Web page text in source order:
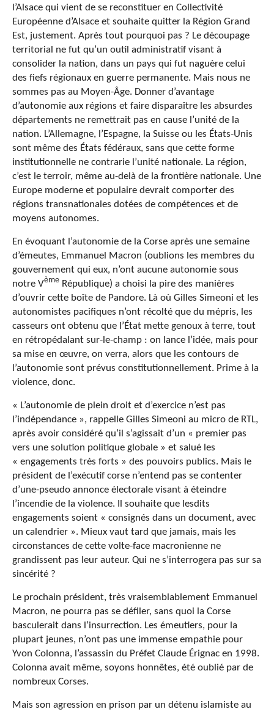
l’Alsace qui vient de se reconstituer en Collectivité
Européenne d’Alsace et souhaite quitter la Région Grand
Est, justement. Après tout pourquoi pas ? Le découpage
territorial ne fut qu’un outil administratif visant à
consolider la nation, dans un pays qui fut naguère celui
des fiefs régionaux en guerre permanente. Mais nous ne
sommes pas au Moyen-Âge. Donner d’avantage
d’autonomie aux régions et faire disparaître les absurdes
départements ne remettrait pas en cause l’unité de la
nation. L’Allemagne, l’Espagne, la Suisse ou les États-Unis
sont même des États fédéraux, sans que cette forme
institutionnelle ne contrarie l’unité nationale. La région,
c’est le terroir, même au-delà de la frontière nationale. Une
Europe moderne et populaire devrait comporter des
régions transnationales dotées de compétences et de
moyens autonomes.
En évoquant l’autonomie de la Corse après une semaine
d’émeutes, Emmanuel Macron (oublions les membres du
gouvernement qui eux, n’ont aucune autonomie sous
notre Vème République) a choisi la pire des manières
d’ouvrir cette boîte de Pandore. Là où Gilles Simeoni et les
autonomistes pacifiques n’ont récolté que du mépris, les
casseurs ont obtenu que l’État mette genoux à terre, tout
en rétropédalant sur-le-champ : on lance l’idée, mais pour
sa mise en œuvre, on verra, alors que les contours de
l’autonomie sont prévus constitutionnellement. Prime à la
violence, donc.
« L’autonomie de plein droit et d’exercice n’est pas
l’indépendance », rappelle Gilles Simeoni au micro de RTL,
après avoir considéré qu’il s’agissait d’un « premier pas
vers une solution politique globale » et salué les
« engagements très forts » des pouvoirs publics. Mais le
président de l’exécutif corse n’entend pas se contenter
d’une-pseudo annonce électorale visant à éteindre
l’incendie de la violence. Il souhaite que lesdits
engagements soient « consignés dans un document, avec
un calendrier ». Mieux vaut tard que jamais, mais les
circonstances de cette volte-face macronienne ne
grandissent pas leur auteur. Qui ne s’interrogera pas sur sa
sincérité ?
Le prochain président, très vraisemblablement Emmanuel
Macron, ne pourra pas se défiler, sans quoi la Corse
basculerait dans l’insurrection. Les émeutiers, pour la
plupart jeunes, n’ont pas une immense empathie pour
Yvon Colonna, l’assassin du Préfet Claude Érignac en 1998.
Colonna avait même, soyons honnêtes, été oublié par de
nombreux Corses.
Mais son agression en prison par un détenu islamiste au